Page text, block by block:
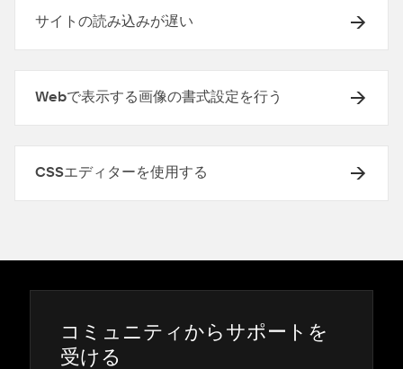
サイトの読み込みが遅い
Webで表示する画像の書式設定を行う
CSSエディターを使用する
コミ⁠ュニテ⁠ィからサポ⁠ートを
受ける